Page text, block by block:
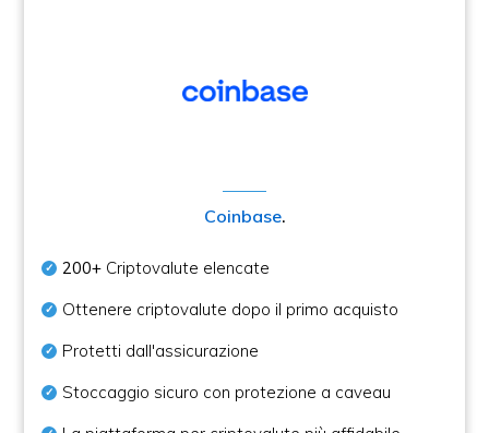
Coinbase.
200+ Criptovalute elencate
Ottenere criptovalute dopo il primo acquisto
Protetti dall'assicurazione
Stoccaggio sicuro con protezione a caveau